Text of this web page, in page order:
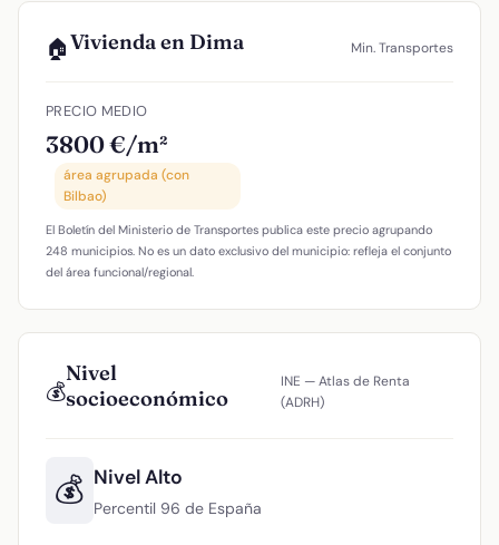
🏠Vivienda en Dima Min. Transportes
PRECIO MEDIO
3800 €/m²
área agrupada (con
Bilbao)
El Boletín del Ministerio de Transportes publica este precio agrupando
248 municipios. No es un dato exclusivo del municipio: refleja el conjunto
del área funcional/regional.
💰
Nivel
socioeconómico
INE — Atlas de Renta
(ADRH)
💰 Nivel Alto
Percentil 96 de España